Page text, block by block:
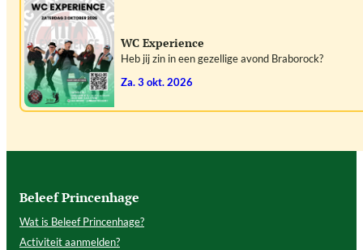
WC Experience
Heb jij zin in een gezellige avond Braborock?
za. 3 okt. 2026
Beleef Princenhage
Wat is Beleef Princenhage?
Activiteit aanmelden?